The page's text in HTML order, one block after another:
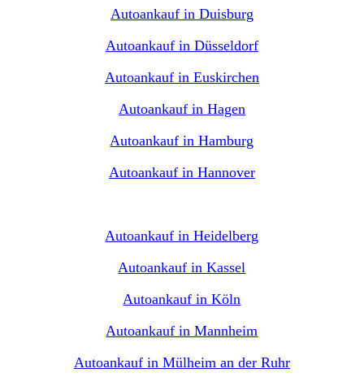
Autoankauf in Duisburg
Autoankauf in Düsseldorf
Autoankauf in Euskirchen
Autoankauf in Hagen
Autoankauf in Hamburg
Autoankauf in Hannover
Autoankauf in Heidelberg
Autoankauf in Kassel
Autoankauf in Köln
Autoankauf in Mannheim
Autoankauf in Mülheim an der Ruhr